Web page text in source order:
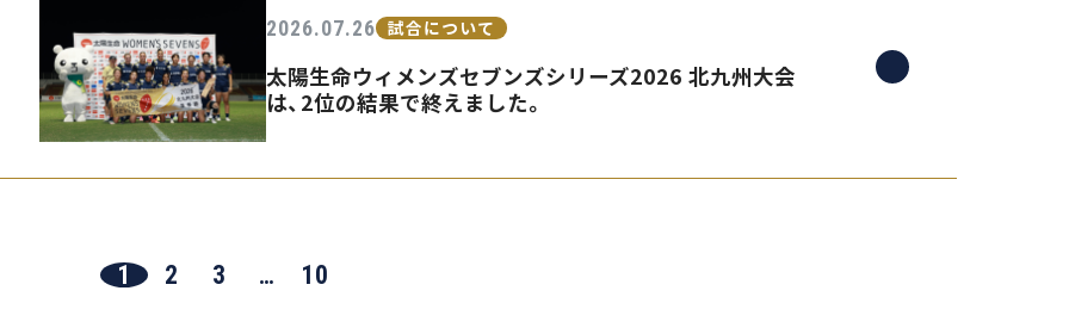
2026.07.26 試合について
太陽生命ウィメンズセブンズシリーズ2026 北九州大会
は、2位の結果で終えました。
1 2 3 … 10